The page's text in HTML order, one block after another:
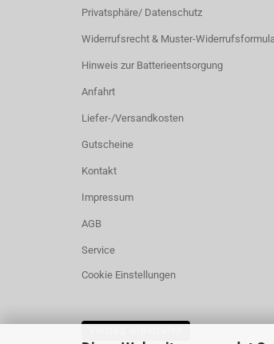
Privatsphäre/ Datenschutz
Widerrufsrecht & Muster-
Hinweis zur Batterieentsorgung
Anfahrt
Liefer-/Versandkosten
Gutscheine
Kontakt
Impressum
AGB
Service
Cookie Einstellungen